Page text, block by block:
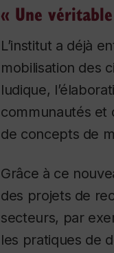
« Une
L’institut a déjà
mobilisation des
ludique,
communautés et
de concepts de
Grâce à ce
des projets de
secteurs, par
les pratiques de